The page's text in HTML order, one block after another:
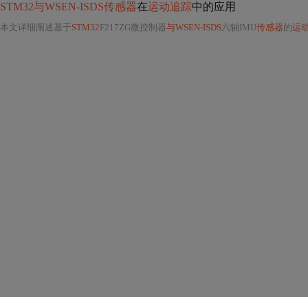
STM32与WSEN-ISDS传感器在运动追踪中的应用
本文详细阐述基于STM32F217ZG微控制器与WSEN-ISDS六轴IMU传感器的运